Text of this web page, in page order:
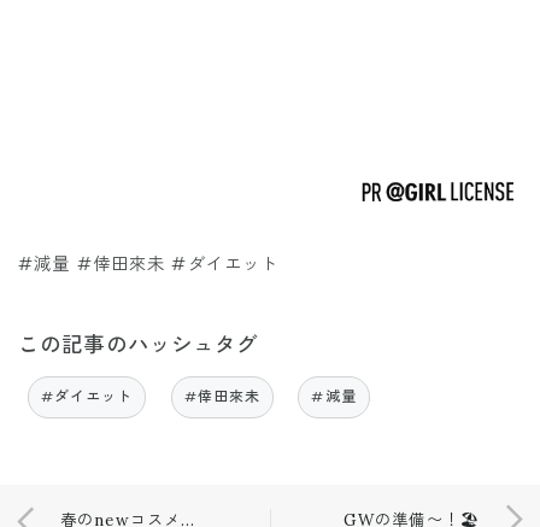
#減量 #倖田來未 #ダイエット
この記事のハッシュタグ
#ダイエット #倖田來未 #減量
春のnewコスメ達と濡れ肌作り。 GWの準備〜！🏖